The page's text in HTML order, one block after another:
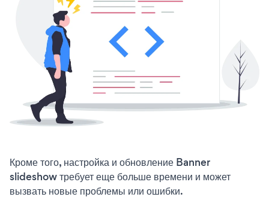
Кроме того, настройка и обновление Banner
slideshow требует еще больше времени и может
вызвать новые проблемы или ошибки.